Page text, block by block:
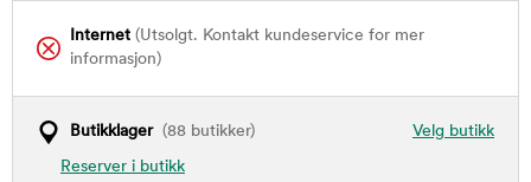
Internet (Utsolgt. Kontakt kundeservice for mer
informasjon)
Velg butikk
Butikklager(88 butikker)
Reserver i butikk